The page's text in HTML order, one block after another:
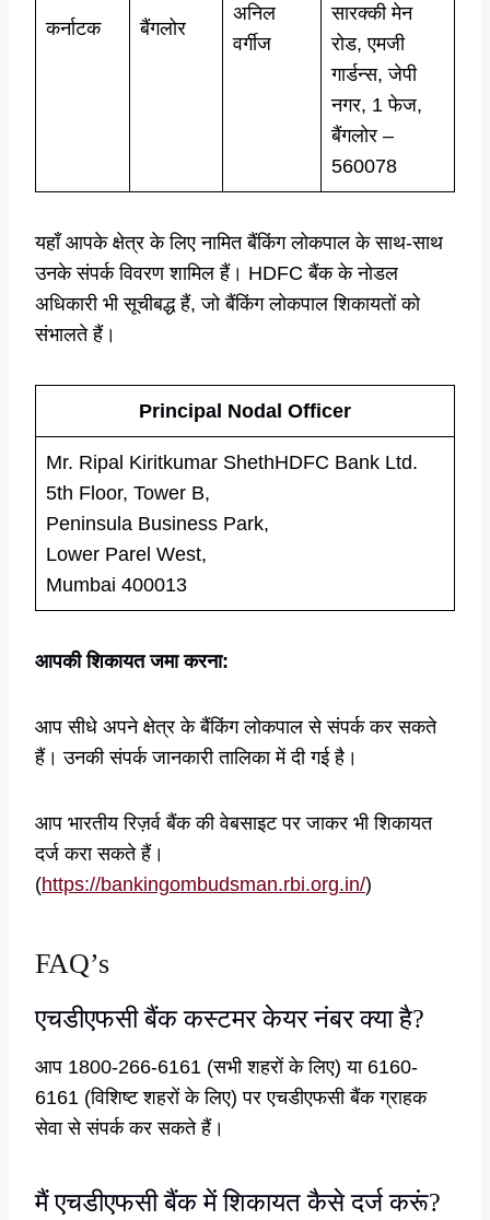
कर्नाटक बैंगलोर
अनिल
वर्गीज
सारक्की मेन
रोड, एमजी
गार्डन्स, जेपी
नगर, 1 फेज,
बैंगलोर –
560078
यहाँ आपके क्षेत्र के लिए नामित बैंकिंग लोकपाल के साथ-साथ
उनके संपर्क विवरण शामिल हैं। HDFC बैंक के नोडल
अधिकारी भी सूचीबद्ध हैं, जो बैंकिंग लोकपाल शिकायतों को
संभालते हैं।
Principal Nodal Officer
Mr. Ripal Kiritkumar ShethHDFC Bank Ltd.
5th Floor, Tower B,
Peninsula Business Park,
Lower Parel West,
Mumbai 400013
आपकी शिकायत जमा करना:
आप सीधे अपने क्षेत्र के बैंकिंग लोकपाल से संपर्क कर सकते
हैं। उनकी संपर्क जानकारी तालिका में दी गई है।
आप भारतीय रिज़र्व बैंक की वेबसाइट पर जाकर भी शिकायत
दर्ज करा सकते हैं।
(https://bankingombudsman.rbi.org.in/)
FAQ’s
एचडीएफसी बैंक कस्टमर केयर नंबर क्या है?
आप 1800-266-6161 (सभी शहरों के लिए) या 6160-
6161 (विशिष्ट शहरों के लिए) पर एचडीएफसी बैंक ग्राहक
सेवा से संपर्क कर सकते हैं।
मैं एचडीएफसी बैंक में शिकायत कैसे दर्ज करूं?